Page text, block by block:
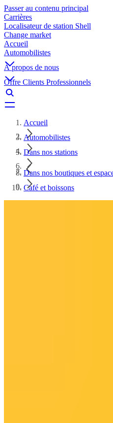
Passer au contenu principal
Carrières
Localisateur de station Shell
Change market
Accueil
Automobilistes
À propos de nous
Offre Clients Professionnels
Accueil
Automobilistes
Dans nos stations
Dans nos boutiques et
Café et boissons